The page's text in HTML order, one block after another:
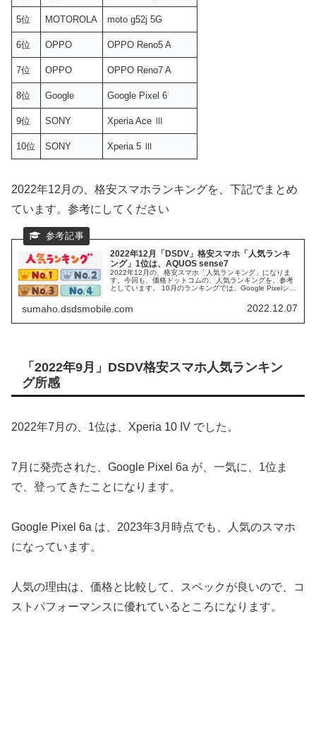
5位 MOTOROLA moto g52j 5G
6位 OPPO OPPO Reno5 A
7位 OPPO OPPO Reno7 A
8位 Google Google Pixel 6
9位 SONY Xperia Ace Ⅲ
10位 SONY Xperia 5 Ⅲ
2022年12月の、格安スマホランキングを、下記でまとめ
ています。参考にしてください
2022年12月「DSDV」格安スマホ「人気ランキ
ング」1位は、AQUOS sense7
2022年12月の、格安スマホ「人気ランキング」になりま
す。今回も、価格ドットコムの、人気ランキングを、参考
としています。 10月のランキングでは、Google Pixelシリ
月は、どう変わっているのでしょうか？ 気になるスマホ
は、いまだ、人気の衰えない、OPPO Reno5 A です。
sumaho.dsdsmobile.com 2022.12.07
「2022年9月」DSDV格安スマホ人気ランキン
グ所感
2022年7月の、1位は、Xperia 10 IV でした。
7月に発売された、Google Pixel 6a が、一気に、1位ま
で、登ってきたことになります。
Google Pixel 6a は、2023年3月時点でも、人気のスマホ
になっています。
人気の理由は、価格と比較して、スペックが良いので、コ
ストパフォーマンスに優れているところになります。